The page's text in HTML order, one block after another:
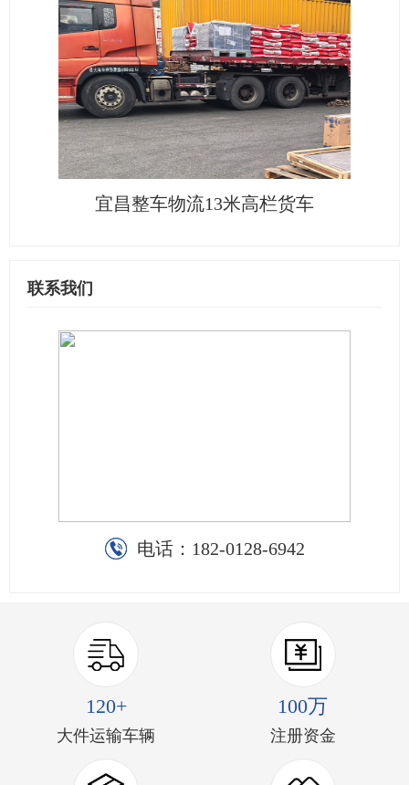
宜昌整车物流13米高栏货车
联系我们
电话： 182-0128-6942
120+
大件运输车辆
100万
注册资金